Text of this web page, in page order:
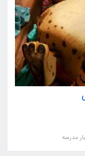
مدرسه